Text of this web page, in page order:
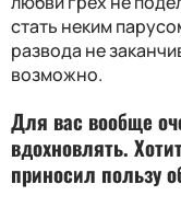
стать неким
развода не
возможно.
Для вас вообще
вдохновлять.
приносил пользу